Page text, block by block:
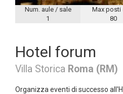
Num. aule / sale
1
Max posti
80
Hotel forum
Villa Storica Roma (RM)
Organizza eventi di successo